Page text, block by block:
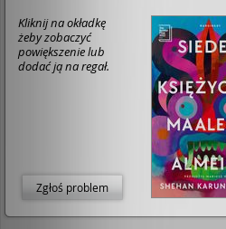
również
tyranów, osób
wojny domowej na
zaistniałej sytuacji
końcu jego ziemski
możliwości
bliskimi, które
konkretnych
zadanie
"Siedem księżyców
baśnią, która
obrazy z "Boskiej
tchem, ogromną
zakończenia. I
sobą swego rodzaju
Kliknij na okładkę
żeby zobaczyć
powiększenie lub
dodać ją na regał.
Zgłoś problem